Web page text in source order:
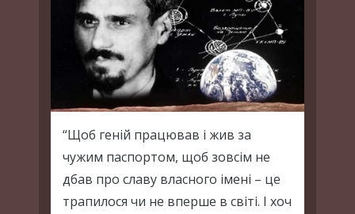
“Щоб геній працював і жив за
чужим паспортом, щоб зовсім не
дбав про славу власного імені – це
трапилося чи не вперше в світі. І хоч